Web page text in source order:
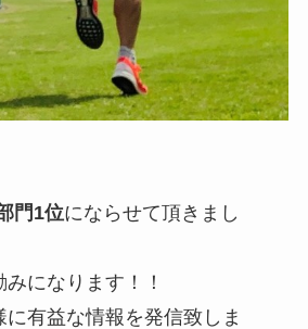
門1位にならせて頂きまし
になります！！
に有益な情報を発信致しま